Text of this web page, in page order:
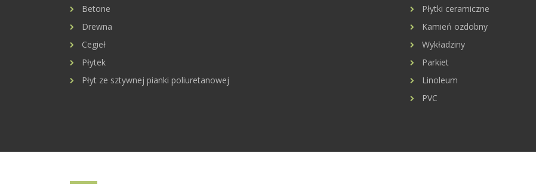
Betone
Drewna
Cegieł
Płytek
Płyt ze sztywnej pianki poliuretanowej
Płytki ceramiczne
Kamień ozdobny
Wykładziny
Parkiet
Linoleum
PVC